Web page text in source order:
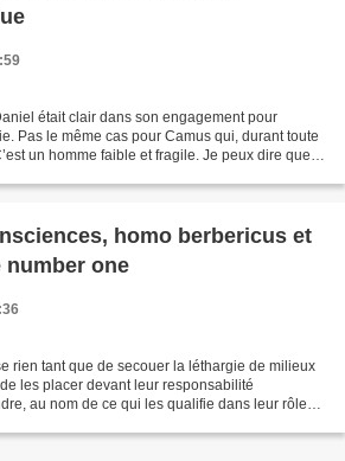
était clair dans son engagement pour
Pas le même cas pour Camus qui, durant toute
un homme faible et fragile. Je peux dire que
homo berbericus et
number one
rien tant que de secouer la léthargie de milieux
les placer devant leur responsabilité
au nom de ce qui les qualifie dans leur rôle